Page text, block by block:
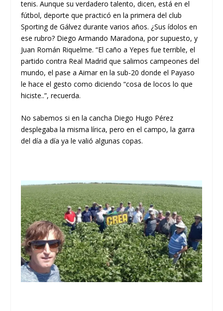
tenis. Aunque su verdadero talento, dicen, está en el
fútbol, deporte que practicó en la primera del club
Sporting de Gálvez durante varios años. ¿Sus ídolos en
ese rubro? Diego Armando Maradona, por supuesto, y
Juan Román Riquelme. “El caño a Yepes fue terrible, el
partido contra Real Madrid que salimos campeones del
mundo, el pase a Aimar en la sub-20 donde el Payaso
le hace el gesto como diciendo “cosa de locos lo que
hiciste..”, recuerda.
No sabemos si en la cancha Diego Hugo Pérez
desplegaba la misma lírica, pero en el campo, la garra
del día a día ya le valió algunas copas.